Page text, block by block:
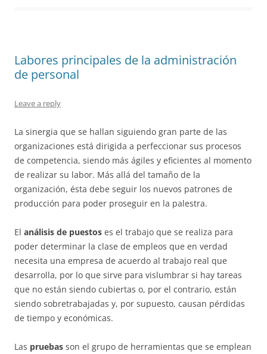
Labores principales de la administración
de personal
Leave a reply
La sinergia que se hallan siguiendo gran parte de las
organizaciones está dirigida a perfeccionar sus procesos
de competencia, siendo más ágiles y eficientes al momento
de realizar su labor. Más allá del tamaño de la
organización, ésta debe seguir los nuevos patrones de
producción para poder proseguir en la palestra.
El análisis de puestos es el trabajo que se realiza para
poder determinar la clase de empleos que en verdad
necesita una empresa de acuerdo al trabajo real que
desarrolla, por lo que sirve para vislumbrar si hay tareas
que no están siendo cubiertas o, por el contrario, están
siendo sobretrabajadas y, por supuesto, causan pérdidas
de tiempo y económicas.
Las pruebas son el grupo de herramientas que se emplean